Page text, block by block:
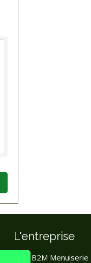
L'entreprise
B2M Menuiserie